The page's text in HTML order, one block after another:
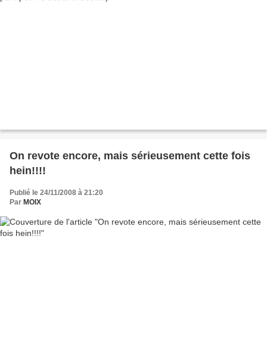
On revote encore, mais sérieusement cette fois
hein!!!!
Publié le 24/11/2008 à 21:20
Par MOIX